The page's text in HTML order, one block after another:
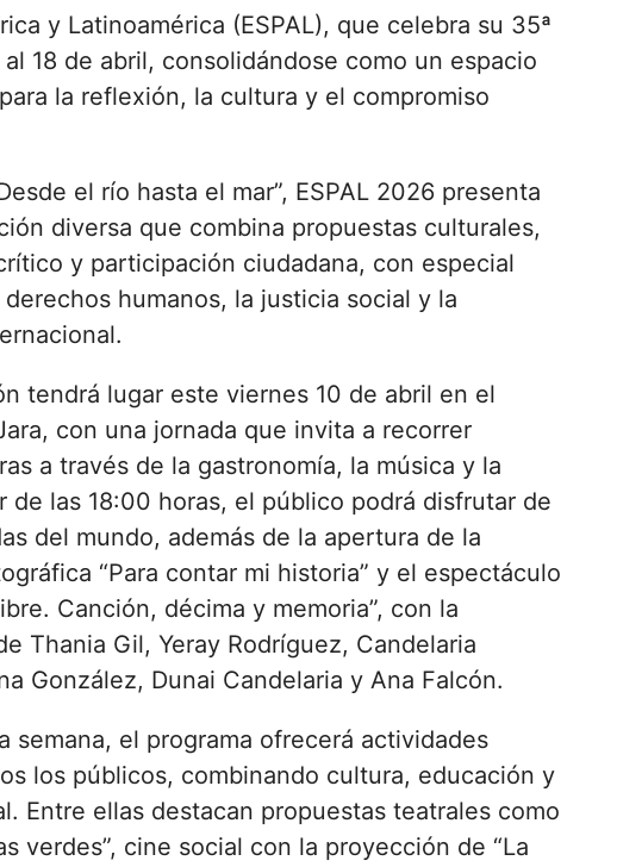
y Latinoamérica (ESPAL), que celebra su 35ª
18 de abril, consolidándose como un espacio
la reflexión, la cultura y el compromiso
el río hasta el mar”, ESPAL 2026 presenta
diversa que combina propuestas culturales,
y participación ciudadana, con especial
humanos, la justicia social y la
tendrá lugar este viernes 10 de abril en el
, con una jornada que invita a recorrer
a través de la gastronomía, la música y la
de las 18:00 horas, el público podrá disfrutar de
del mundo, además de la apertura de la
“Para contar mi historia” y el espectáculo
Canción, décima y memoria”, con la
Thania Gil, Yeray Rodríguez, Candelaria
González, Dunai Candelaria y Ana Falcón.
semana, el programa ofrecerá actividades
los públicos, combinando cultura, educación y
Entre ellas destacan propuestas teatrales como
verdes”, cine social con la proyección de “La